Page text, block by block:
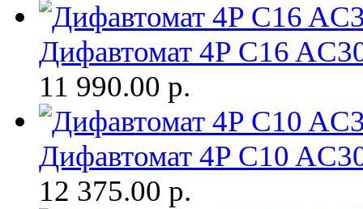
Дифавтомат 4P C16
11 990.00 р.
Дифавтомат 4P C10
12 375.00 р.